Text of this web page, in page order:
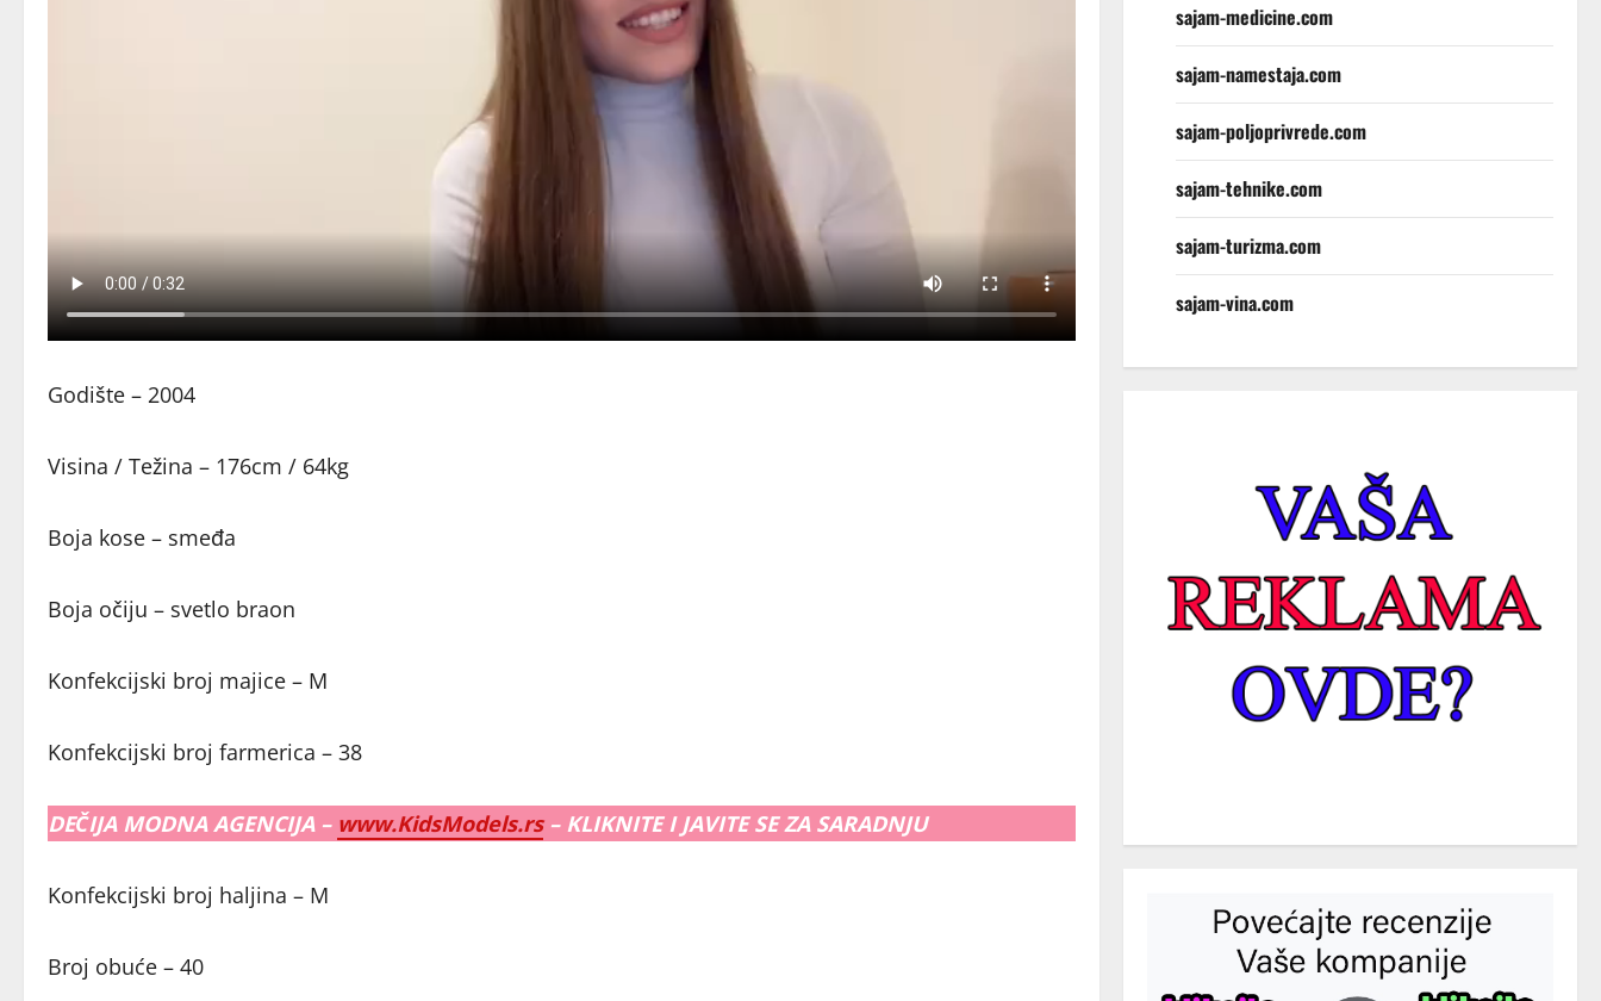
Godište – 2004
Visina / Težina – 176cm / 64kg
Boja kose – smeđa
Boja očiju – svetlo braon
Konfekcijski broj majice – M
Konfekcijski broj farmerica – 38
DEČIJA MODNA AGENCIJA – www.KidsModels.rs– KLIKNITE I JAVITE SE ZA SARADNJU
Konfekcijski broj haljina – M
Broj obuće – 40
sajam-medicine.com
sajam-namestaja.com
sajam-poljoprivrede.com
sajam-tehnike.com
sajam-turizma.com
sajam-vina.com